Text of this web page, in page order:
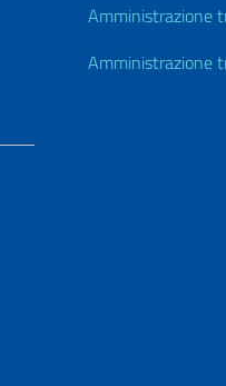
Amministrazione
Amministrazione